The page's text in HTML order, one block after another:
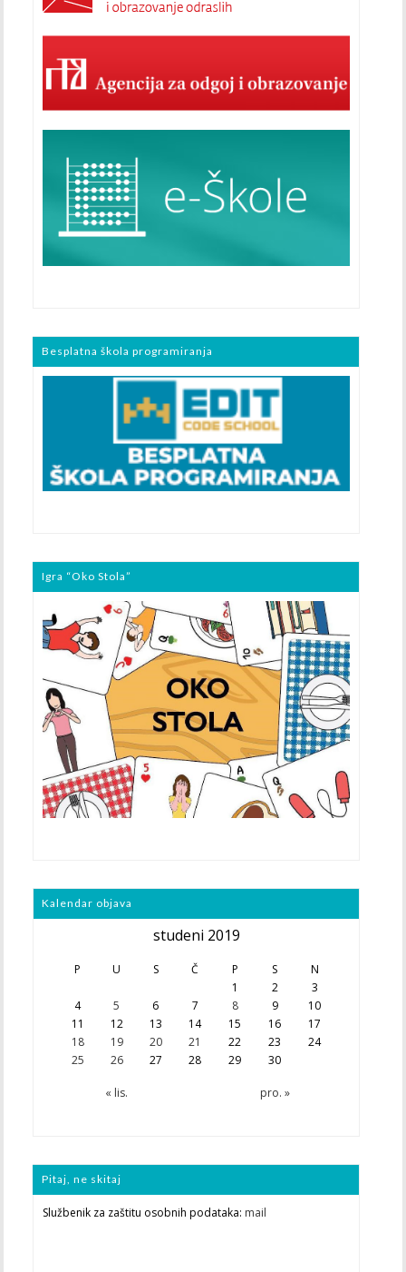
Besplatna škola programiranja
Igra “Oko Stola”
Kalendar objava
studeni 2019
P U S Č P S N
« lis. pro. »
1 2
3
4
5 6 7 8 9
10
11
12 13 14 15 16
17
18
19 20 21 22 23
24
25
26 27 28 29 30
Pitaj, ne skitaj
Službenik za zaštitu osobnih podataka: mail